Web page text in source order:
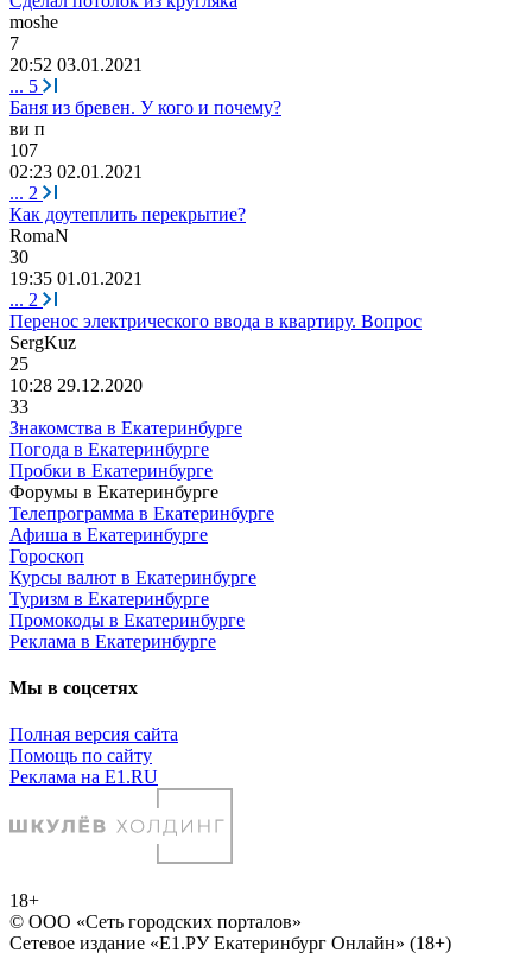
moshe
7
20:52 03.01.2021
... 5
Баня из бревен. У кого и почему?
ви п
107
02:23 02.01.2021
... 2
Как доутеплить перекрытие?
RomaN
30
19:35 01.01.2021
... 2
Перенос электрического ввода в квартиру. Вопрос
SergKuz
25
10:28 29.12.2020
33
Знакомства в Екатеринбурге
Погода в Екатеринбурге
Пробки в Екатеринбурге
Форумы в Екатеринбурге
Телепрограмма в Екатеринбурге
Афиша в Екатеринбурге
Гороскоп
Курсы валют в Екатеринбурге
Туризм в Екатеринбурге
Промокоды в Екатеринбурге
Реклама в Екатеринбурге
Мы в соцсетях
Полная версия сайта
Помощь по сайту
Реклама на E1.RU
18+
© ООО «Сеть городских порталов»
Сетевое издание «Е1.РУ Екатеринбург Онлайн» (18+)